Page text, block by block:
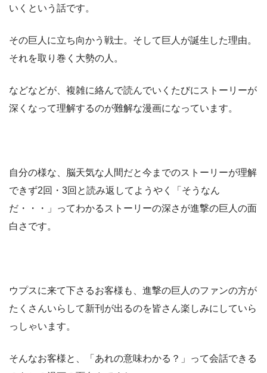
いくという話です。
その巨人に立ち向かう戦士。そして巨人が誕生した理由。
それを取り巻く大勢の人。
などなどが、複雑に絡んで読んでいくたびにストーリーが
深くなって理解するのが難解な漫画になっています。
自分の様な、脳天気な人間だと今までのストーリーが理解
できず2回・3回と読み返してようやく「そうなん
だ・・・」ってわかるストーリーの深さが進撃の巨人の面
白さです。
ウプスに来て下さるお客様も、進撃の巨人のファンの方が
たくさんいらして新刊が出るのを皆さん楽しみにしていら
っしゃいます。
そんなお客様と、「あれの意味わかる？」って会話できる